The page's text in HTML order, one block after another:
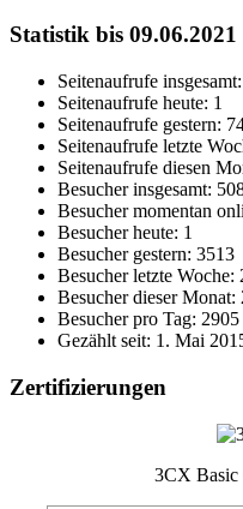
Statistik bis
Seitenaufrufe
Seitenaufrufe heute: 1
Seitenaufrufe gestern:
Seitenaufrufe letzte
Seitenaufrufe diesen
Besucher insgesamt:
Besucher momentan
Besucher heute: 1
Besucher gestern: 3513
Besucher letzte Woche:
Besucher dieser Monat:
Besucher pro Tag: 2905
Gezählt seit: 1. Mai
Zertifizierungen
3CX Basic